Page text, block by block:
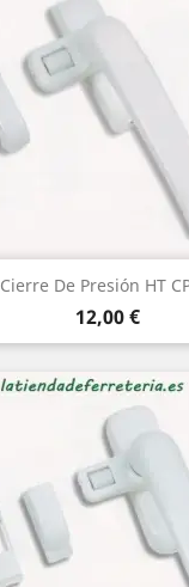
Cierre De Presión HT
Precio
12,00 €